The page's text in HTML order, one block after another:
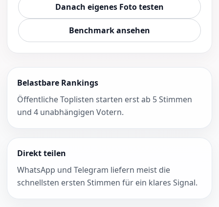
Danach eigenes Foto testen
Benchmark ansehen
Belastbare Rankings
Öffentliche Toplisten starten erst ab 5 Stimmen
und 4 unabhängigen Votern.
Direkt teilen
WhatsApp und Telegram liefern meist die
schnellsten ersten Stimmen für ein klares Signal.